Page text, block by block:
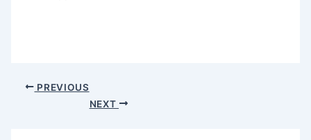
PREVIOUS
NEXT